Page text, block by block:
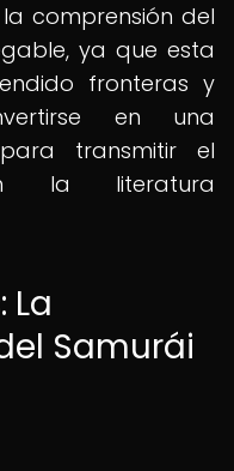
comprensión del
ya que esta
fronteras y
en una
transmitir el
la literatura
La
Samurái